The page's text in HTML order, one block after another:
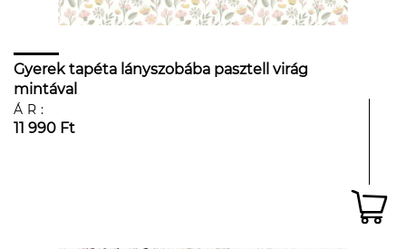
Gyerek tapéta lányszobába pasztell virág
mintával
ÁR:
11 990 Ft